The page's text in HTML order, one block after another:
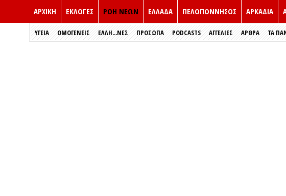
ΑΡΧΙΚΗ ΕΚΛΟΓΈΣ ΡΟΗ ΝΕΩΝ ΕΛΛΑΔΑ ΠΕΛΟΠΟΝΝΗΣΟΣ ΑΡΚΑΔΙΑ
ΥΓΕΙΑ ΟΜΟΓΕΝΕΙΣ ΈΛΛΗ...ΝΕΣ ΠΡΌΣΩΠΑ PODCASTS ΑΓΓΕΛΙΕΣ ΑΡΘΡΑ ΤΑ